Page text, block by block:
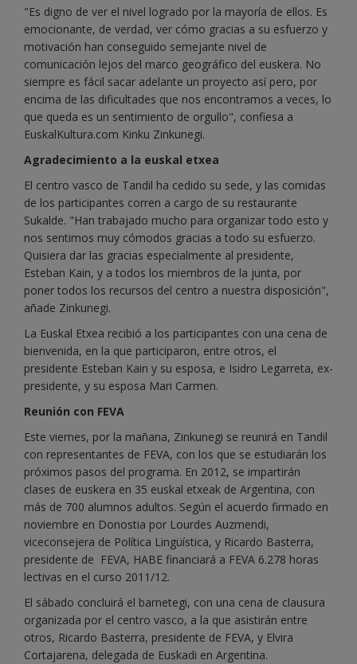
"Es digno de ver el nivel logrado por la mayoría de ellos. Es
emocionante, de verdad, ver cómo gracias a su esfuerzo y
motivación han conseguido semejante nivel de
comunicación lejos del marco geográfico del euskera. No
siempre es fácil sacar adelante un proyecto así pero, por
encima de las dificultades que nos encontramos a veces, lo
que queda es un sentimiento de orgullo", confiesa a
EuskalKultura.com Kinku Zinkunegi.
Agradecimiento a la euskal etxea
El centro vasco de Tandil ha cedido su sede, y las comidas
de los participantes corren a cargo de su restaurante
Sukalde. "Han trabajado mucho para organizar todo esto y
nos sentimos muy cómodos gracias a todo su esfuerzo.
Quisiera dar las gracias especialmente al presidente,
Esteban Kain, y a todos los miembros de la junta, por
poner todos los recursos del centro a nuestra disposición",
añade Zinkunegi.
La Euskal Etxea recibió a los participantes con una cena de
bienvenida, en la que participaron, entre otros, el
presidente Esteban Kain y su esposa, e Isidro Legarreta, ex-
presidente, y su esposa Mari Carmen.
Reunión con FEVA
Este viernes, por la mañana, Zinkunegi se reunirá en Tandil
con representantes de FEVA, con los que se estudiarán los
próximos pasos del programa. En 2012, se impartirán
clases de euskera en 35 euskal etxeak de Argentina, con
más de 700 alumnos adultos. Según el acuerdo firmado en
noviembre en Donostia por Lourdes Auzmendi,
viceconsejera de Política Lingüística, y Ricardo Basterra,
presidente de FEVA, HABE financiará a FEVA 6.278 horas
lectivas en el curso 2011/12.
El sábado concluirá el barnetegi, con una cena de clausura
organizada por el centro vasco, a la que asistirán entre
otros, Ricardo Basterra, presidente de FEVA, y Elvira
Cortajarena, delegada de Euskadi en Argentina.